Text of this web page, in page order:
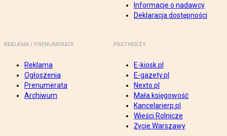
Informacje o nadawcy
Deklaracja dostępności
REKLAMA I PRENUMERATA
Reklama
Ogłoszenia
Prenumerata
Archiwum
PARTNERZY
E-kiosk.pl
E-gazety.pl
Nexto.pl
Mała księgowość
Kancelarierp.pl
Wieści Rolnicze
Życie Warszawy